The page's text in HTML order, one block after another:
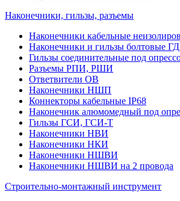
Наконечники, гильзы, разъемы
Наконечники кабельные
Наконечники и гильзы болтовые
Гильзы соединительные под
Разъемы РПИ, РШИ
Ответвители ОВ
Наконечники НШП
Коннекторы кабельные IP68
Наконечник алюмомедный под
Гильзы ГСИ, ГСИ-Т
Наконечники НВИ
Наконечники НКИ
Наконечники НШВИ
Наконечники НШВИ на 2 провода
Строительно-монтажный инструмент